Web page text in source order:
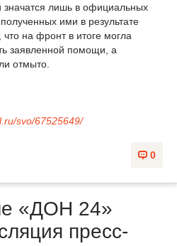
лишь в официальных
ими в результате
на фронт в итоге могла
заявленной помощи, а
отмыто.
svo/67525649/
0
«ДОН 24»
пресс-